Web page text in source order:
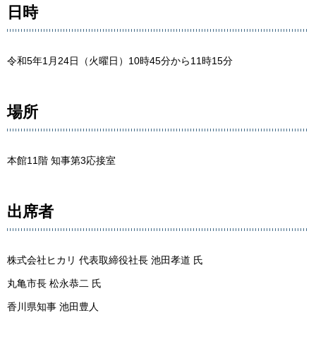
日時
令和5年1月24日（火曜日）10時45分から11時15分
場所
本館11階 知事第3応接室
出席者
株式会社ヒカリ 代表取締役社長 池田孝道 氏
丸亀市長 松永恭二 氏
香川県知事 池田豊人